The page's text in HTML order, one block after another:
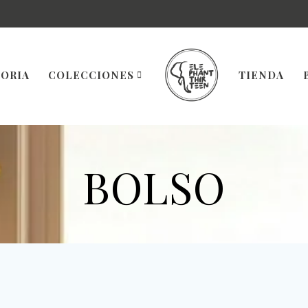
COLECCIONES TIENDA
BOLSO